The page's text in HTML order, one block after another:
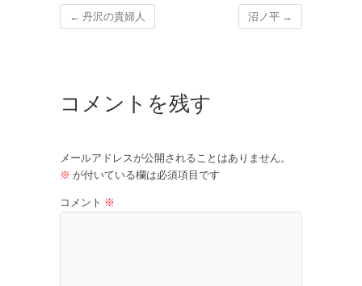
← 丹沢の貴婦人 沼ノ平 →
コメントを残す
メールアドレスが公開されることはありません。
※ が付いている欄は必須項目です
コメント ※